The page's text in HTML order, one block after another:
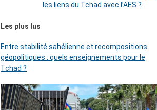
les liens du Tchad avec l’AES ?
Les plus lus
Entre stabilité sahélienne et recompositions
géopolitiques : quels enseignements pour le
Tchad ?